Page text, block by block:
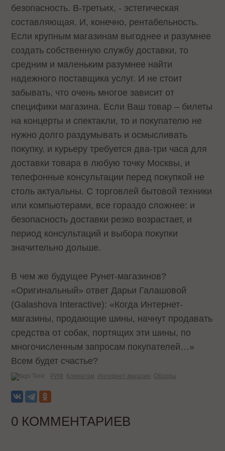
безопасность. В-третьих, - эстетическая
составляющая. И, конечно, рентабельность.
Если крупным магазинам выгоднее и разумнее
создать собственную службу доставки, то
средним и маленьким разумнее найти
надежного поставщика услуг. И не стоит
забывать, что очень многое зависит от
специфики магазина. Если Ваш товар – билеты
на концерты и спектакли, то и покупателю не
нужно долго раздумывать и осмысливать
покупку, и курьеру требуется два-три часа для
доставки товара в любую точку Москвы, и
телефонные консультации перед покупкой не
столь актуальны. С торговлей бытовой техники
или компьютерами, все гораздо сложнее: и
безопасность доставки резко возрастает, и
период консультаций и выбора покупки
значительно дольше.
В чем же будущее Рунет-магазинов?
«Оригинальный» ответ Дарьи Галашовой
(Galashova Interactive): «Когда Интернет-
магазины, продающие шины, начнут продавать
средства от собак, портящих эти шины, по
многочисленным запросам покупателей…»
Всем будет счастье?
Теги: РИФ Клиентам Интернет-магазин Обзоры
0 КОММЕНТАРИЕВ